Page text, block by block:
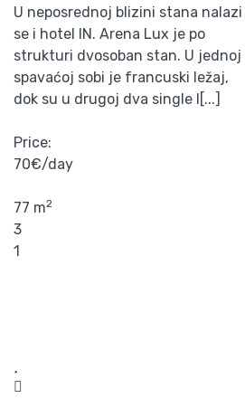
U neposrednoj blizini stana nalazi
se i hotel IN. Arena Lux je po
strukturi dvosoban stan. U jednoj
spavaćoj sobi je francuski ležaj,
dok su u drugoj dva single l[...]
Price:
70€/day
77 m2
3
1